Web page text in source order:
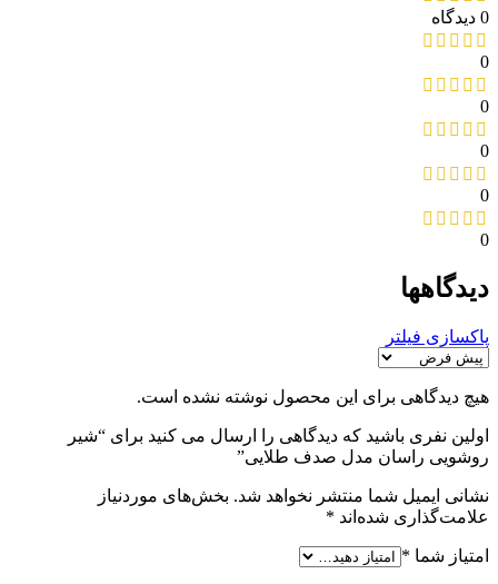
0 دیدگاه
0
0
0
0
0
دیدگاهها
پاکسازی فیلتر
هیچ دیدگاهی برای این محصول نوشته نشده است.
اولین نفری باشید که دیدگاهی را ارسال می کنید برای “شیر
روشویی راسان مدل صدف طلایی”
نشانی ایمیل شما منتشر نخواهد شد. بخش‌های موردنیاز
علامت‌گذاری شده‌اند *
امتیاز شما *